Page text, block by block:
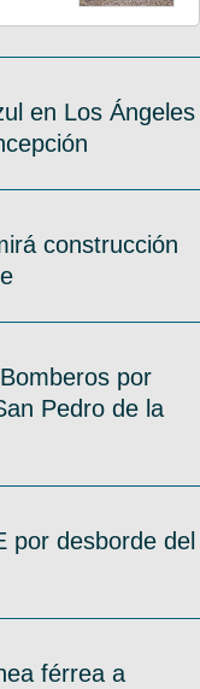
en Los Ángeles
construcción
por
Pedro de la
por desborde del
férrea a